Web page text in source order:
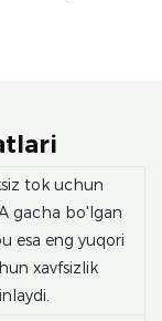
tok uchun
gacha bo'lgan
esa eng yuqori
xavfsizlik